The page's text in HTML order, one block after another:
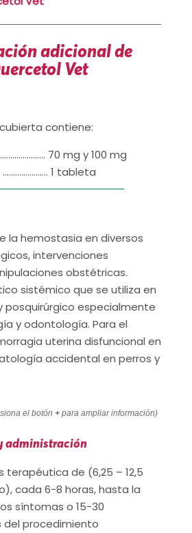
adicional de
Vet
contiene:
70 mg y 100 mg
1 tableta
la hemostasia en diversos
intervenciones
obstétricas.
sistémico que se utiliza en
posquirúrgico especialmente
y odontología. Para el
uterina disfuncional en
accidental en perros y
el botón+ para ampliar información)
administración
terapéutica de (6,25 – 12,5
cada 6-8 horas, hasta la
síntomas o 15-30
procedimiento